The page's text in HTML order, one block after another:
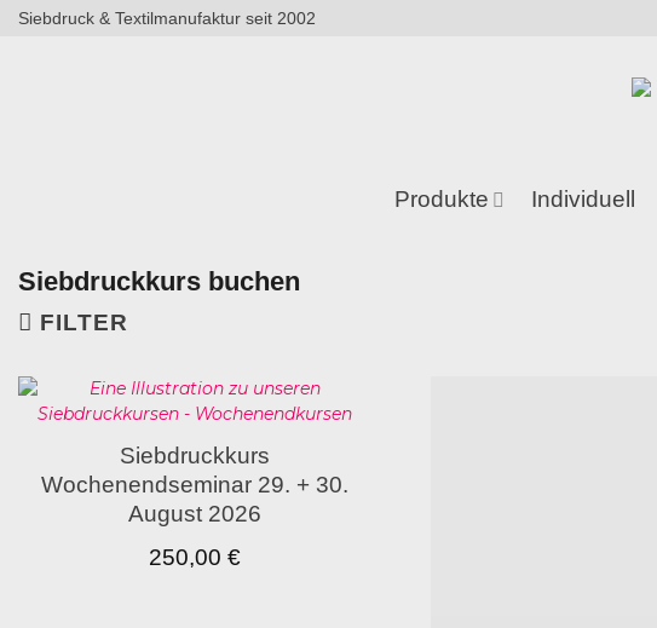
Zum
Siebdruck & Textilmanufaktur seit 2002
Produkte Individuell
Siebdruckkurs buchen
FILTER
Siebdruckkurs
Wochenendseminar 29. + 30.
August 2026
250,00€